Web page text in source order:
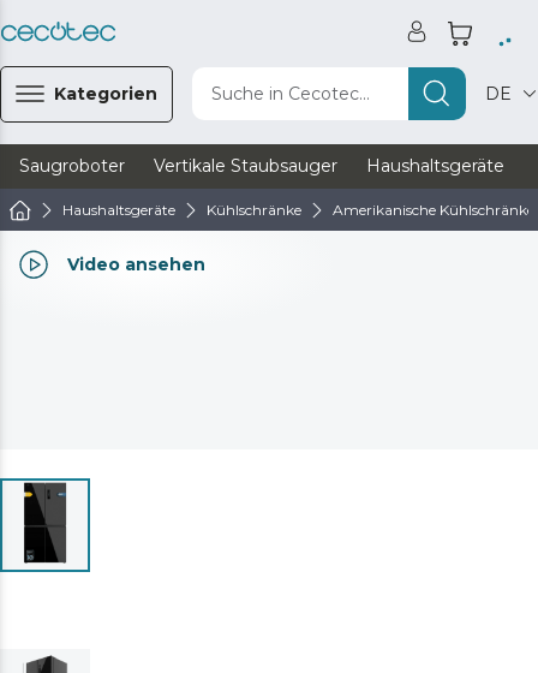
Kategorien Suche in Cecotec... DE
Saugroboter Vertikale Staubsauger Haushaltsgeräte
Haushaltsgeräte Kühlschränke Amerikanische Kühlschränke
Video ansehen